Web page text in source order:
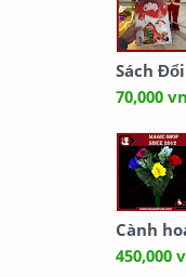
Sách
70,000
Cành
450,000